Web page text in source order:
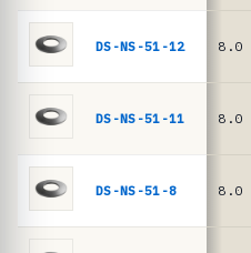
n
i
m
DIN
16983
DS-NS-51-12 8.0
DS-NS-51-11 8.0
DS-NS-51-8 8.0